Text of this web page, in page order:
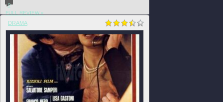
0
FULL REVIEW »
DRAMA